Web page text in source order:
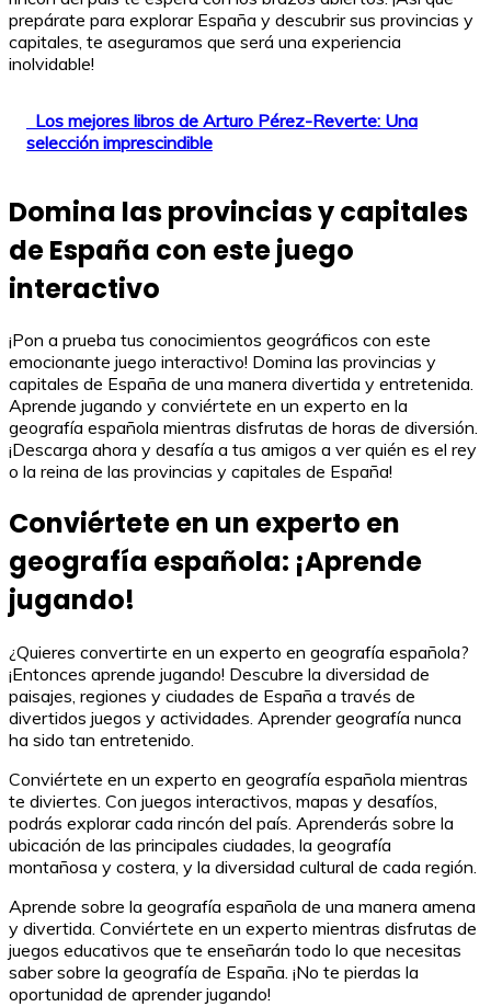
prepárate para explorar España y descubrir sus provincias y
capitales, te aseguramos que será una experiencia
inolvidable!
Los mejores libros de Arturo Pérez-Reverte: Una
selección imprescindible
Domina las provincias y capitales
de España con este juego
interactivo
¡Pon a prueba tus conocimientos geográficos con este
emocionante juego interactivo! Domina las provincias y
capitales de España de una manera divertida y entretenida.
Aprende jugando y conviértete en un experto en la
geografía española mientras disfrutas de horas de diversión.
¡Descarga ahora y desafía a tus amigos a ver quién es el rey
o la reina de las provincias y capitales de España!
Conviértete en un experto en
geografía española: ¡Aprende
jugando!
¿Quieres convertirte en un experto en geografía española?
¡Entonces aprende jugando! Descubre la diversidad de
paisajes, regiones y ciudades de España a través de
divertidos juegos y actividades. Aprender geografía nunca
ha sido tan entretenido.
Conviértete en un experto en geografía española mientras
te diviertes. Con juegos interactivos, mapas y desafíos,
podrás explorar cada rincón del país. Aprenderás sobre la
ubicación de las principales ciudades, la geografía
montañosa y costera, y la diversidad cultural de cada región.
Aprende sobre la geografía española de una manera amena
y divertida. Conviértete en un experto mientras disfrutas de
juegos educativos que te enseñarán todo lo que necesitas
saber sobre la geografía de España. ¡No te pierdas la
oportunidad de aprender jugando!